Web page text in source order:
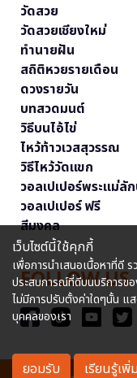
วัดสวย
วัดสวยเชียงใหม่
ทำนายฝัน
สถิติหวยรายเดือน
ดวงรายวัน
บทสวดมนต์
วิธีบนไอ้ไข่
ไหว้ท้าวเวสสุวรรณ
วิธีไหว้วัดแขก
วอลเปเปอร์พระแม่ลั
วอลเปเปอร์ ฟรี
สีมงคล
FOLLOW US
เว็บไซต์นี้ใช้คุกกี้
เพื่อการนำเสนอเนื้อหาที่ดี
ประสบการณ์ที่ดีบนบริการขอ
ไม่มีการปรับตั้งค่าใดๆนั้น แ
บุคคลของเรา
ยอมรับ เรียนรู้เพิ่